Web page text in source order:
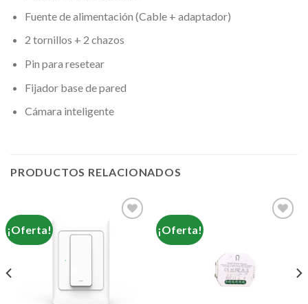
Fuente de alimentación (Cable + adaptador)
2 tornillos + 2 chazos
Pin para resetear
Fijador base de pared
Cámara inteligente
PRODUCTOS RELACIONADOS
¡Oferta! ¡Oferta!